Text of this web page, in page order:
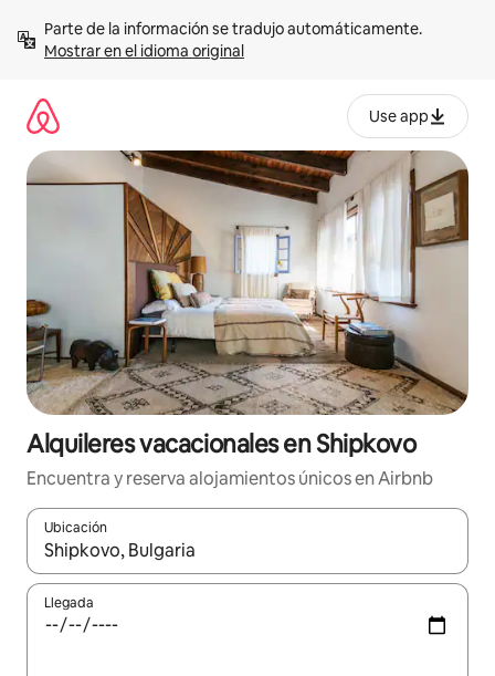
contenidoMostrar en el idioma original
Use app
Alquileres vacacionales en Shipkovo
Encuentra y reserva alojamientos únicos en Airbnb
Ubicación
Cuando los resultados estén disponibles, navega con las
Llegada